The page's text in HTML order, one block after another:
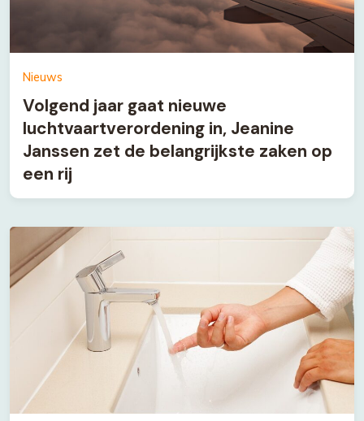
Nieuws
Volgend jaar gaat nieuwe
luchtvaartverordening in, Jeanine
Janssen zet de belangrijkste zaken op
een rij